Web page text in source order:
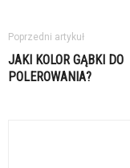
Poprzedni artykuł
JAKI KOLOR GĄBKI DO
POLEROWANIA?